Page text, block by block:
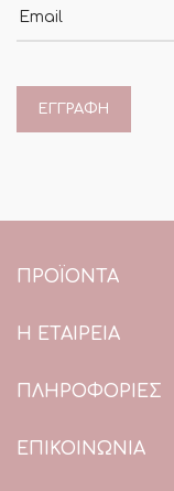
ΠΡΟΪΌΝΤΑ
Η ΕΤΑΙΡΕΙΑ
ΠΛΗΡΟΦΟΡΙΕΣ
ΕΠΙΚΟΙΝΩΝΙΑ